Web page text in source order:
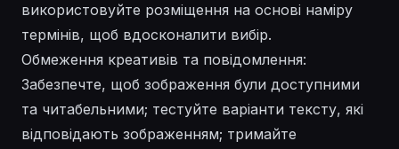
використовуйте розміщення на основі наміру
термінів, щоб вдосконалити вибір.
Обмеження креативів та повідомлення:
Забезпечте, щоб зображення були доступними
та читабельними; тестуйте варіанти тексту, які
відповідають зображенням; тримайте